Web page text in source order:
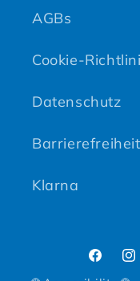
AGBs
Cookie-
Datenschutz
Klarna